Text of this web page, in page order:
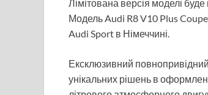
Лімітована версія моделі
Модель Audi R8 V10 Plus
Audi Sport в Німеччині.
Ексклюзивний
унікальних рішень в